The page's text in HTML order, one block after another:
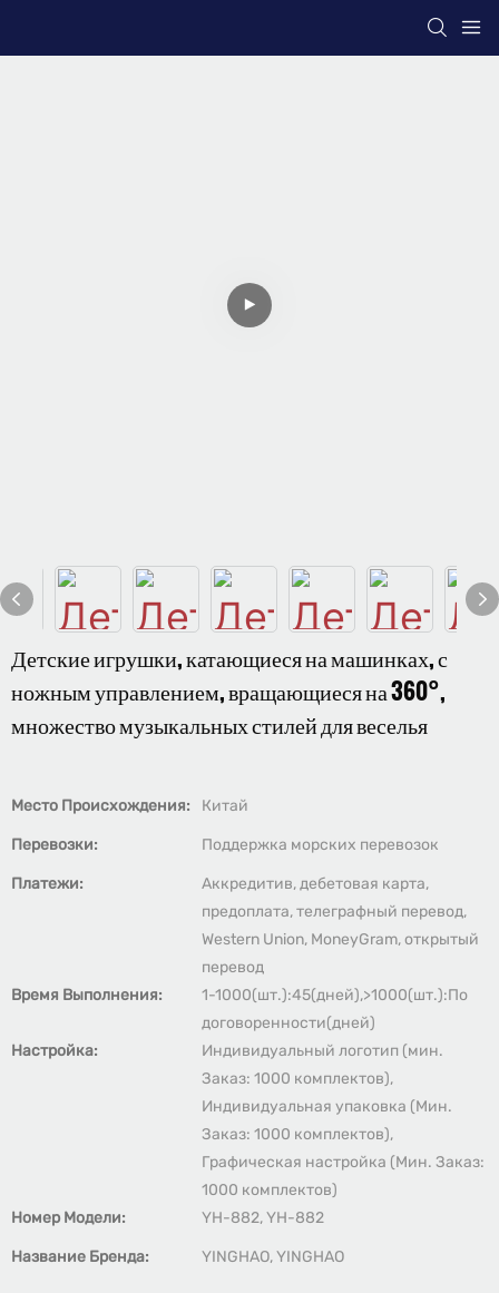
Детские игрушки, катающиеся на машинках, с
ножным управлением, вращающиеся на 360°,
множество музыкальных стилей для веселья
Место Происхождения: Китай
Перевозки: Поддержка морских перевозок
Платежи:
Аккредитив, дебетовая карта,
предоплата, телеграфный перевод,
Western Union, MoneyGram, открытый
перевод
Время Выполнения:
1-1000(шт.):45(дней),>1000(шт.):По
договоренности(дней)
Настройка:
Индивидуальный логотип (мин.
Заказ: 1000 комплектов),
Индивидуальная упаковка (Мин.
Заказ: 1000 комплектов),
Графическая настройка (Мин. Заказ:
1000 комплектов)
Номер Модели:
YH-882, YH-882
Название Бренда: YINGHAO, YINGHAO